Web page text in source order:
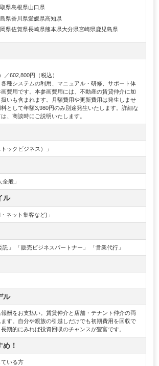
県島根県山口県
県香川県愛媛県高知県
県佐賀県長崎県熊本県大分県宮崎県鹿児島県
／602,800円（税込）
種システムの利用、マニュアル・研修、サポート体
費用です。本参画費用には、不動産の賃貸仲介に加
いも含まれます。月額費用や更新費用は発生しませ
として年額3,980円のみ別途発生いたします。詳細な
、商談時にご説明いたします。
ックビジネス）」
般」
ル
ネット集客など)」
託」 「販売ビジネスパートナー」 「営業代行」
ル
酬をお支払い。賃貸仲介と店舗・テナント仲介の両
す。自分や親族の引越しだけでも初期費用を回収で
期的にみれば投資回収のチャンスが豊富です。
！
ている方